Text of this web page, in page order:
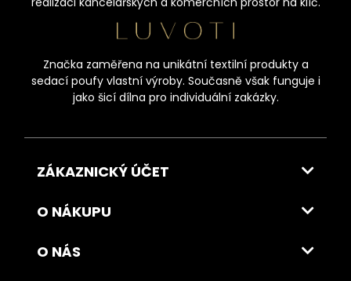
Značka zaměřena na unikátní textilní produkty a
sedací poufy vlastní výroby. Současně však funguje i
jako šicí dílna pro individuální zakázky.
ZÁKAZNICKÝ ÚČET
O NÁKUPU
O NÁS